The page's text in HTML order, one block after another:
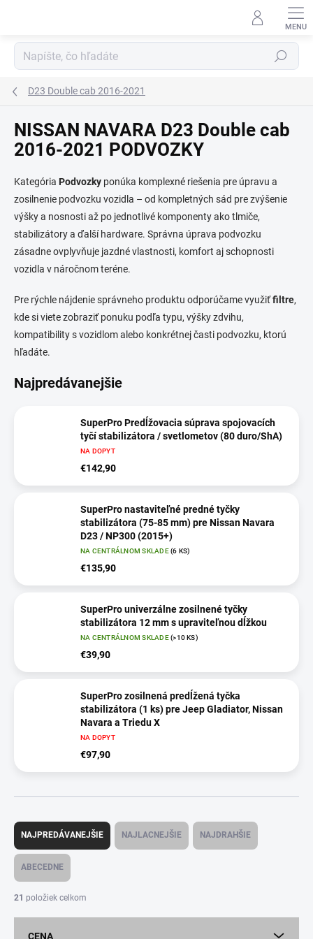
Hľadať
D23 Double cab 2016-2021
NISSAN NAVARA D23 Double cab
2016-2021 PODVOZKY
Kategória Podvozky ponúka komplexné riešenia pre úpravu a
zosilnenie podvozku vozidla – od kompletných sád pre zvýšenie
výšky a nosnosti až po jednotlivé komponenty ako tlmiče,
stabilizátory a ďalší hardware. Správna úprava podvozku
zásadne ovplyvňuje jazdné vlastnosti, komfort aj schopnosti
vozidla v náročnom teréne.
Pre rýchle nájdenie správneho produktu odporúčame využiťfiltre,
kde si viete zobraziť ponuku podľa typu, výšky zdvihu,
kompatibility s vozidlom alebo konkrétnej časti podvozku, ktorú
hľadáte.
Najpredávanejšie
SuperPro Predĺžovacia súprava spojovacích
tyčí stabilizátora / svetlometov (80 duro/ShA)
NA DOPYT
€142,90
SuperPro nastaviteľné predné tyčky
stabilizátora (75-85 mm) pre Nissan Navara
D23 / NP300 (2015+)
NA CENTRÁLNOM SKLADE(6 KS)
€135,90
SuperPro univerzálne zosilnené tyčky
stabilizátora 12 mm s upraviteľnou dĺžkou
NA CENTRÁLNOM SKLADE(>10 KS)
€39,90
SuperPro zosilnená predĺžená tyčka
stabilizátora (1 ks) pre Jeep Gladiator, Nissan
Navara a Triedu X
NA DOPYT
€97,90
R
d
n
i
NAJPREDÁVANEJŠIE NAJLACNEJŠIE NAJDRAHŠIE
ABECEDNE
21 položiek celkom
CENA